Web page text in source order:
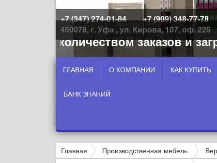
+7 (347) 274-01-84
+7 (909) 348-77-78
450078, г. Уфа , ул. Кирова, 107, оф. 225
количеством заказов и
ГЛАВНАЯ О КОМПАНИИ КАК КУПИТЬ
БАНК ЗНАНИЙ
Главная Производственная мебель